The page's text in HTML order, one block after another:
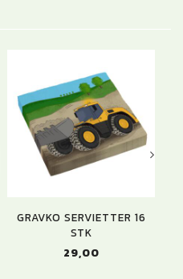
GRAVKO SERVIETTER 16
STK
29,00